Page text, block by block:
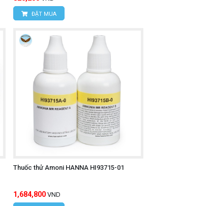
ĐẶT MUA
Thuốc thử Amoni HANNA HI93715-01
1,684,800 VND